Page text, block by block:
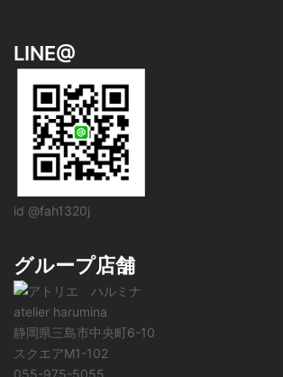
LINE@
id @fah1320j
グループ店舗
atelier harumina
静岡県三島市中央町6-10
スクエアM1-102